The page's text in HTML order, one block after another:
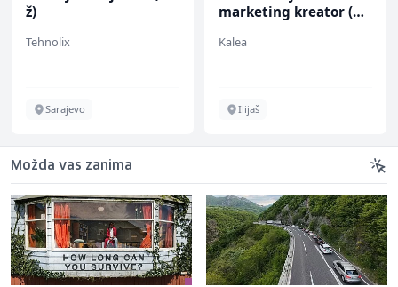
ž)
Tehnolix
Sarajevo
marketing kreator (m/
Kalea
Ilijaš
Možda vas zanima